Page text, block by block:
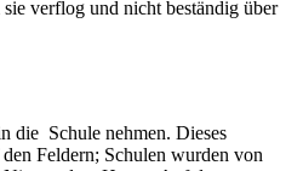
verflog und nicht beständig über
die Schule nehmen. Dieses
Feldern; Schulen wurden von